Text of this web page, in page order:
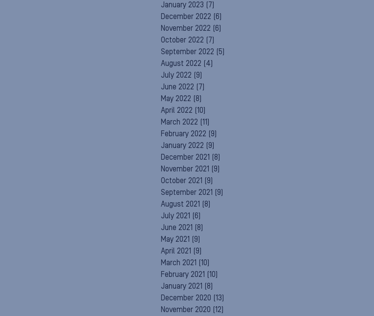
January 2023 (7)
December 2022 (6)
November 2022 (6)
October 2022 (7)
September 2022 (5)
August 2022 (4)
July 2022 (9)
June 2022 (7)
May 2022 (8)
April 2022 (10)
March 2022 (11)
February 2022 (9)
January 2022 (9)
December 2021 (8)
November 2021 (9)
October 2021 (9)
September 2021 (9)
August 2021 (8)
July 2021 (6)
June 2021 (8)
May 2021 (9)
April 2021 (9)
March 2021 (10)
February 2021 (10)
January 2021 (8)
December 2020 (13)
November 2020 (12)